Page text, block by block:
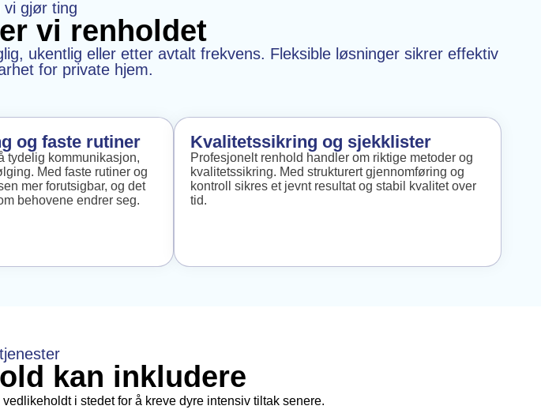
vi gjør ting
vi renholdet
ukentlig eller etter avtalt frekvens. Fleksible løsninger sikrer effektiv
for private hjem.
og faste rutiner
tydelig kommunikasjon,
Med faste rutiner og
mer forutsigbar, og det
behovene endrer seg.
Kvalitetssikring og sjekklister
Profesjonelt renhold handler om riktige metoder og
kvalitetssikring. Med strukturert gjennomføring og
kontroll sikres et jevnt resultat og stabil kvalitet over
tid.
kan inkludere
i stedet for å kreve dyre intensiv tiltak senere.